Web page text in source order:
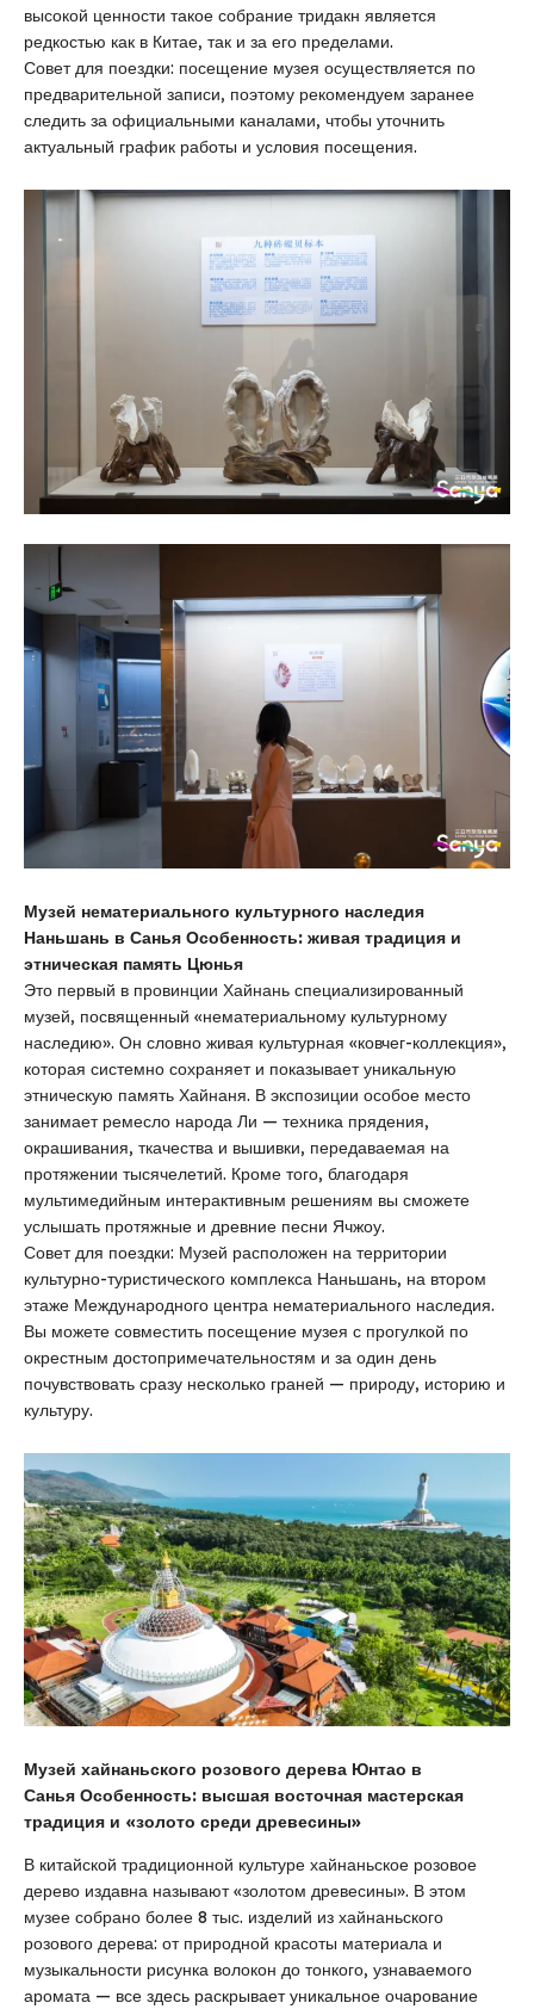
высокой ценности такое собрание тридакн является
редкостью как в Китае, так и за его пределами.
Совет для поездки: посещение музея осуществляется по
предварительной записи, поэтому рекомендуем заранее
следить за официальными каналами, чтобы уточнить
актуальный график работы и условия посещения.
Музей нематериального культурного наследия
Наньшань в Санья Особенность: живая традиция и
этническая память Цюнья
Это первый в провинции Хайнань специализированный
музей, посвященный «нематериальному культурному
наследию». Он словно живая культурная «ковчег-коллекция»,
которая системно сохраняет и показывает уникальную
этническую память Хайнаня. В экспозиции особое место
занимает ремесло народа Ли — техника прядения,
окрашивания, ткачества и вышивки, передаваемая на
протяжении тысячелетий. Кроме того, благодаря
мультимедийным интерактивным решениям вы сможете
услышать протяжные и древние песни Ячжоу.
Совет для поездки: Музей расположен на территории
культурно-туристического комплекса Наньшань, на втором
этаже Международного центра нематериального наследия.
Вы можете совместить посещение музея с прогулкой по
окрестным достопримечательностям и за один день
почувствовать сразу несколько граней — природу, историю и
культуру.
Музей хайнаньского розового дерева Юнтао в
Санья Особенность: высшая восточная мастерская
традиция и «золото среди древесины»
В китайской традиционной культуре хайнаньское розовое
дерево издавна называют «золотом древесины». В этом
музее собрано более 8 тыс. изделий из хайнаньского
розового дерева: от природной красоты материала и
музыкальности рисунка волокон до тонкого, узнаваемого
аромата — все здесь раскрывает уникальное очарование